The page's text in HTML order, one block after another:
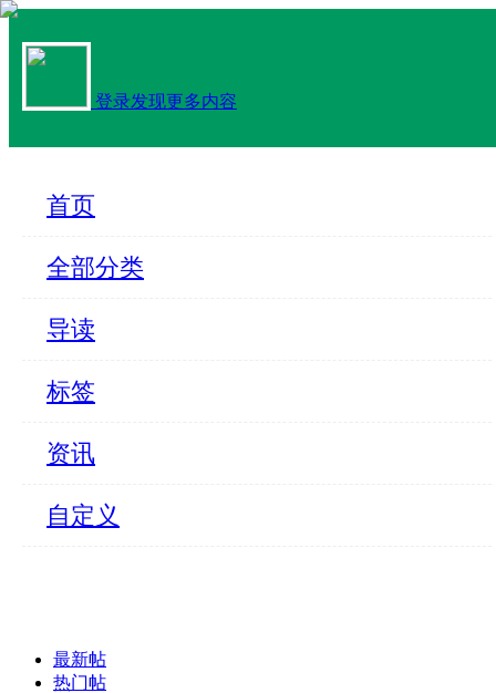
登录发现更多内容
首页
全部分类
导读
标签
资讯
自定义
最新帖
热门帖